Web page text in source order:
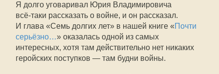
Я долго уговаривал Юрия Владимировича
всё-таки рассказать о войне, и он рассказал.
И глава «Семь долгих лет» в нашей книге «Почти
серьёзно…» оказалась одной из самых
интересных, хотя там действительно нет никаких
геройских поступков — там будни войны.